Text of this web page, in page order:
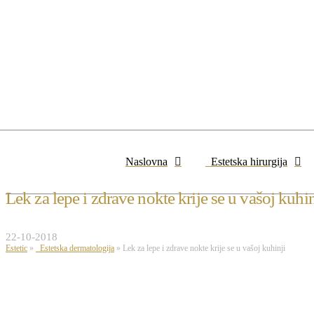
Naslovna Estetska hirurgija
Lek za lepe i zdrave nokte krije se u vašoj
22-10-2018
Estetic » Estetska dermatologija » Lek za lepe i zdrave nokte krije se u vašoj kuhinji